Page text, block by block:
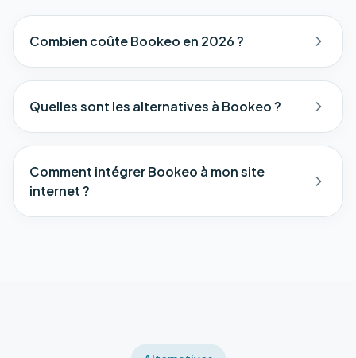
Combien coûte Bookeo en 2026 ?
Quelles sont les alternatives à Bookeo ?
Comment intégrer Bookeo à mon site
internet ?